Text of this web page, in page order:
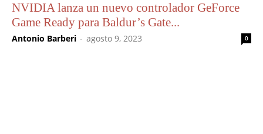
NVIDIA lanza un nuevo controlador GeForce
Game Ready para Baldur’s Gate...
Antonio Barberi - agosto 9, 2023 0